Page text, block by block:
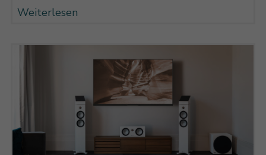
Zudem hat der Hochtöner eine neue
so kritischen Bereich zwischen 2 und 3
kHz (dort, wo es oft zu dem gefürchteten
„Zischeln“ kommt) unverzerrt mit
höherem Pegel spielen zu können, was
die Klirrarmut deutlich verbessert.
Weiterlesen